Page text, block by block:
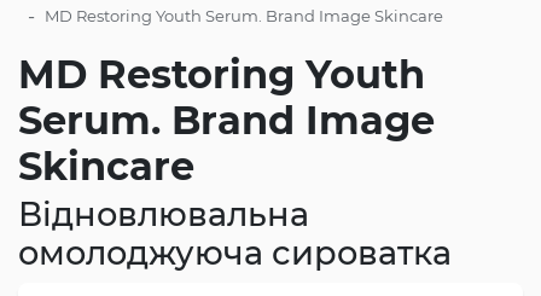
- MD Restoring Youth Serum. Brand Image Skincare
MD Restoring Youth
Serum. Brand Image
Skincare
Відновлювальна
омолоджуюча сироватка